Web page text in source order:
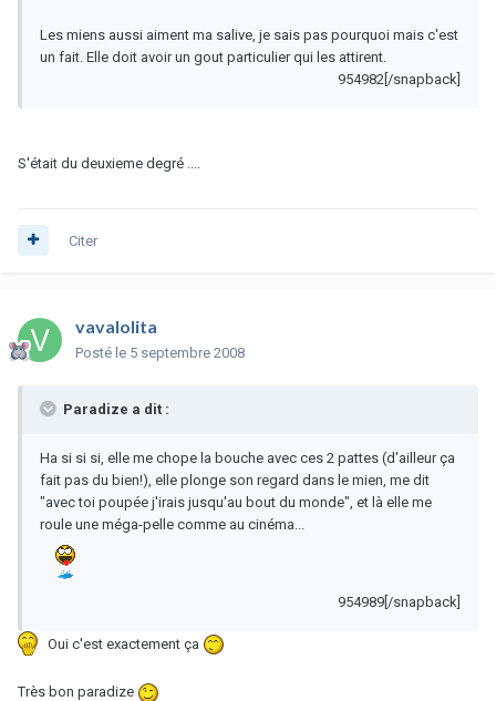
Les miens aussi aiment ma salive, je sais pas pourquoi mais c'est
un fait. Elle doit avoir un gout particulier qui les attirent.
954982[/snapback]
S'était du deuxieme degré ....
Citer
vavalolita
Posté le 5 septembre 2008
Paradize a dit :
Ha si si si, elle me chope la bouche avec ces 2 pattes (d'ailleur ça
fait pas du bien!), elle plonge son regard dans le mien, me dit
"avec toi poupée j'irais jusqu'au bout du monde", et là elle me
roule une méga-pelle comme au cinéma...
954989[/snapback]
Oui c'est exactement ça
Très bon paradize